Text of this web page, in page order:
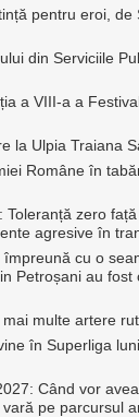
pentru eroi, de
din Serviciile
a VIII-a a
la Ulpia Traiana
Române în
Toleranță zero
agresive în
împreună cu o
Petroșani au fost
multe artere
în Superliga
Când vor
pe parcursul